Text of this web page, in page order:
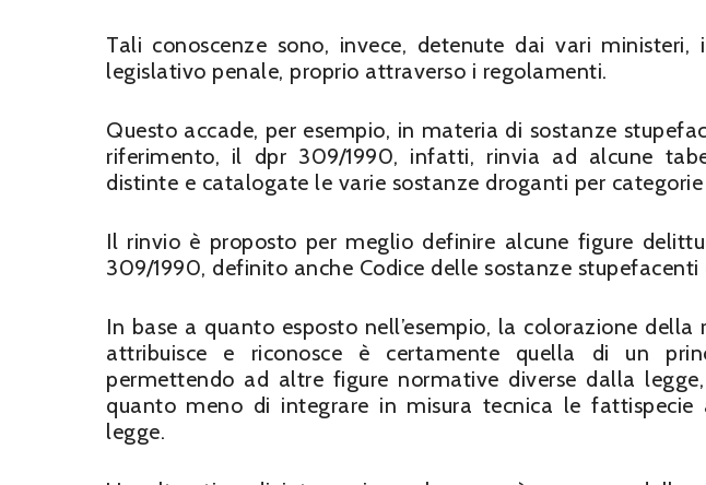
Tali conoscenze sono, invece, detenute dai vari
legislativo penale, proprio attraverso i regolamenti.
Questo accade, per esempio, in materia di sostanze
riferimento, il dpr 309/1990, infatti, rinvia ad alcune
distinte e catalogate le varie sostanze droganti per
Il rinvio è proposto per meglio definire alcune figure
309/1990, definito anche Codice delle sostanze stupefacenti
In base a quanto esposto nell’esempio, la colorazione della
attribuisce e riconosce è certamente quella di un
permettendo ad altre figure normative diverse dalla
quanto meno di integrare in misura tecnica le fattispecie
legge.